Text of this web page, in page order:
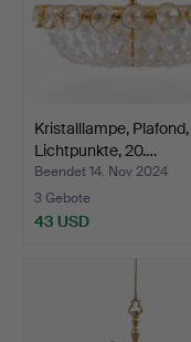
Kristalllampe,
Lichtpunkte, 20.…
Beendet 14. Nov 2024
3 Gebote
43 USD